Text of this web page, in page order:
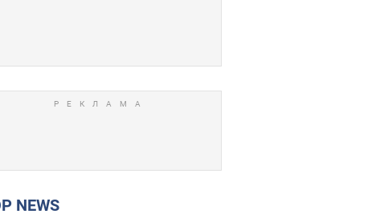
NEWS